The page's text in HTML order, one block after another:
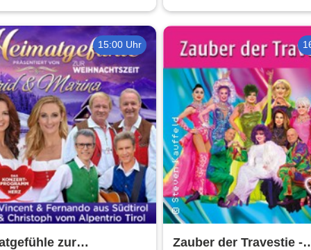
15:00 Uhr
zur
Zauber der Travestie -